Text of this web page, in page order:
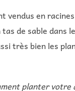
vendus en
de sable dans
très bien les
planter votre